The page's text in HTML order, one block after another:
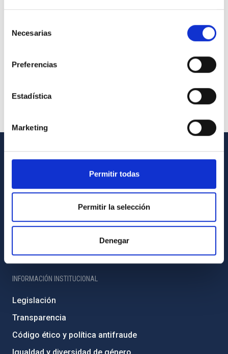
Necesarias
Preferencias
Estadística
Marketing
Permitir todas
Permitir la selección
Denegar
INFORMACIÓN GENERAL
Directorio de personal
Registro general
INFORMACIÓN INSTITUCIONAL
Legislación
Transparencia
Código ético y política antifraude